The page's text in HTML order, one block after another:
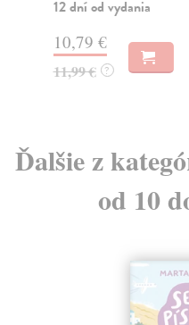
19,11 € ?
Ďalšie z
od 10